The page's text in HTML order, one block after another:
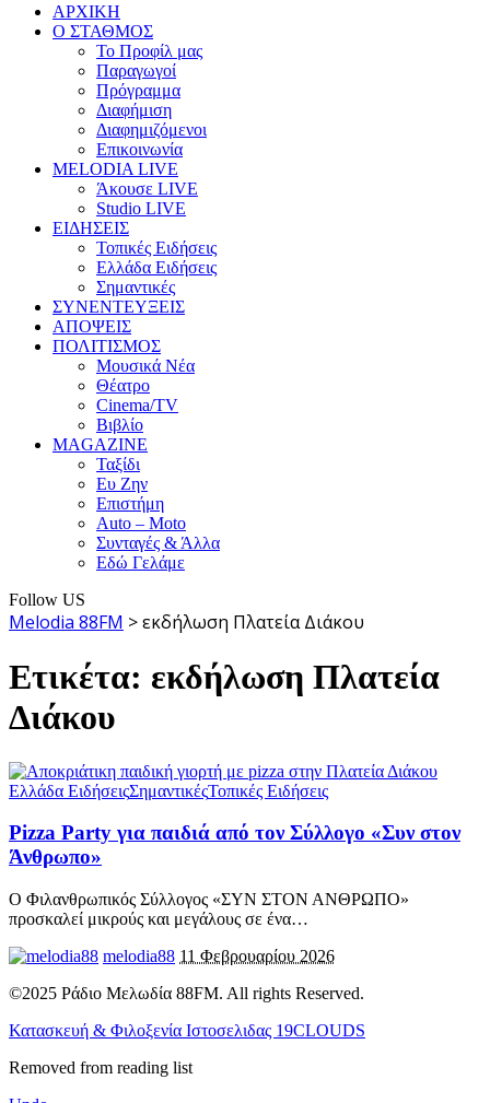
ΑΡΧΙΚΗ
Ο ΣΤΑΘΜΟΣ
Το Προφίλ μας
Παραγωγοί
Πρόγραμμα
Διαφήμιση
Διαφημιζόμενοι
Επικοινωνία
MELODIA LIVE
Άκουσε LIVE
Studio LIVE
ΕΙΔΗΣΕΙΣ
Τοπικές Ειδήσεις
Ελλάδα Ειδήσεις
Σημαντικές
ΣΥΝΕΝΤΕΥΞΕΙΣ
ΑΠΟΨΕΙΣ
ΠΟΛΙΤΙΣΜΟΣ
Μουσικά Νέα
Θέατρο
Cinema/TV
Βιβλίο
MAGAZINE
Ταξίδι
Ευ Ζην
Επιστήμη
Auto – Moto
Συνταγές & Άλλα
Εδώ Γελάμε
Follow US
Melodia 88FM >εκδήλωση Πλατεία Διάκου
Ετικέτα: εκδήλωση Πλατεία
Διάκου
Ελλάδα ΕιδήσειςΣημαντικέςΤοπικές Ειδήσεις
Pizza Party για παιδιά από τον Σύλλογο «Συν στον
Άνθρωπο»
Ο Φιλανθρωπικός Σύλλογος «ΣΥΝ ΣΤΟΝ ΑΝΘΡΩΠΟ»
προσκαλεί μικρούς και μεγάλους σε ένα…
melodia88 11 Φεβρουαρίου 2026
©2025 Ράδιο Μελωδία 88FM. All rights Reserved.
Κατασκευή & Φιλοξενία Ιστοσελιδας 19CLOUDS
Removed from reading list